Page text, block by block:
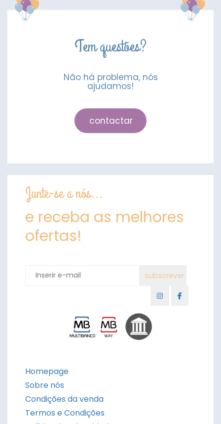
Tem questões?
Não há problema, nós
ajudamos!
contactar
Junte-se a nós...
e receba as melhores
ofertas!
Homepage
Sobre nós
Condições da venda
Termos e Condições